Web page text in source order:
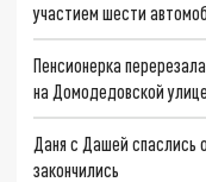
участием шести
Пенсионерка
на Домодедовской
Даня с Дашей спаслись
закончились